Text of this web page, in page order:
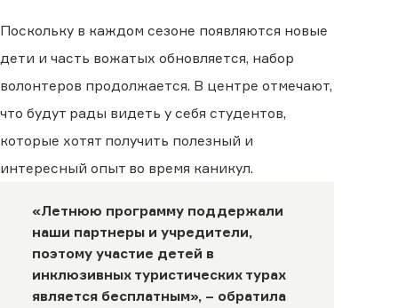
Поскольку в каждом сезоне появляются новые
дети и часть вожатых обновляется, набор
волонтеров продолжается. В центре отмечают,
что будут рады видеть у себя студентов,
которые хотят получить полезный и
интересный опыт во время каникул.
«Летнюю программу поддержали
наши партнеры и учредители,
поэтому участие детей в
инклюзивных туристических турах
является бесплатным», – обратила